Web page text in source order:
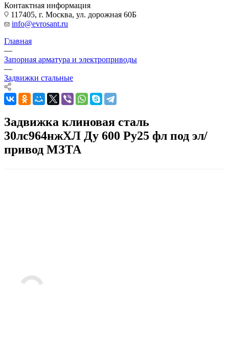
Контактная информация
117405, г. Москва, ул. дорожная 60Б
info@evrosant.ru
Главная
—
Запорная арматура и электроприводы
—
Задвижки стальные
Задвижка клиновая сталь
30лс964нжХЛ Ду 600 Ру25 фл под эл/
привод МЗТА